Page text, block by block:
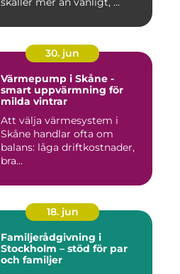
30. jun
Värmepump i Skåne -
smart uppvärmning för
milda vintrar
Att välja värmesystem i
Skåne handlar ofta om
balans: låga driftkostnader,
bra...
18. jun
Familjerådgivning i
Stockholm – stöd för par
och familjer